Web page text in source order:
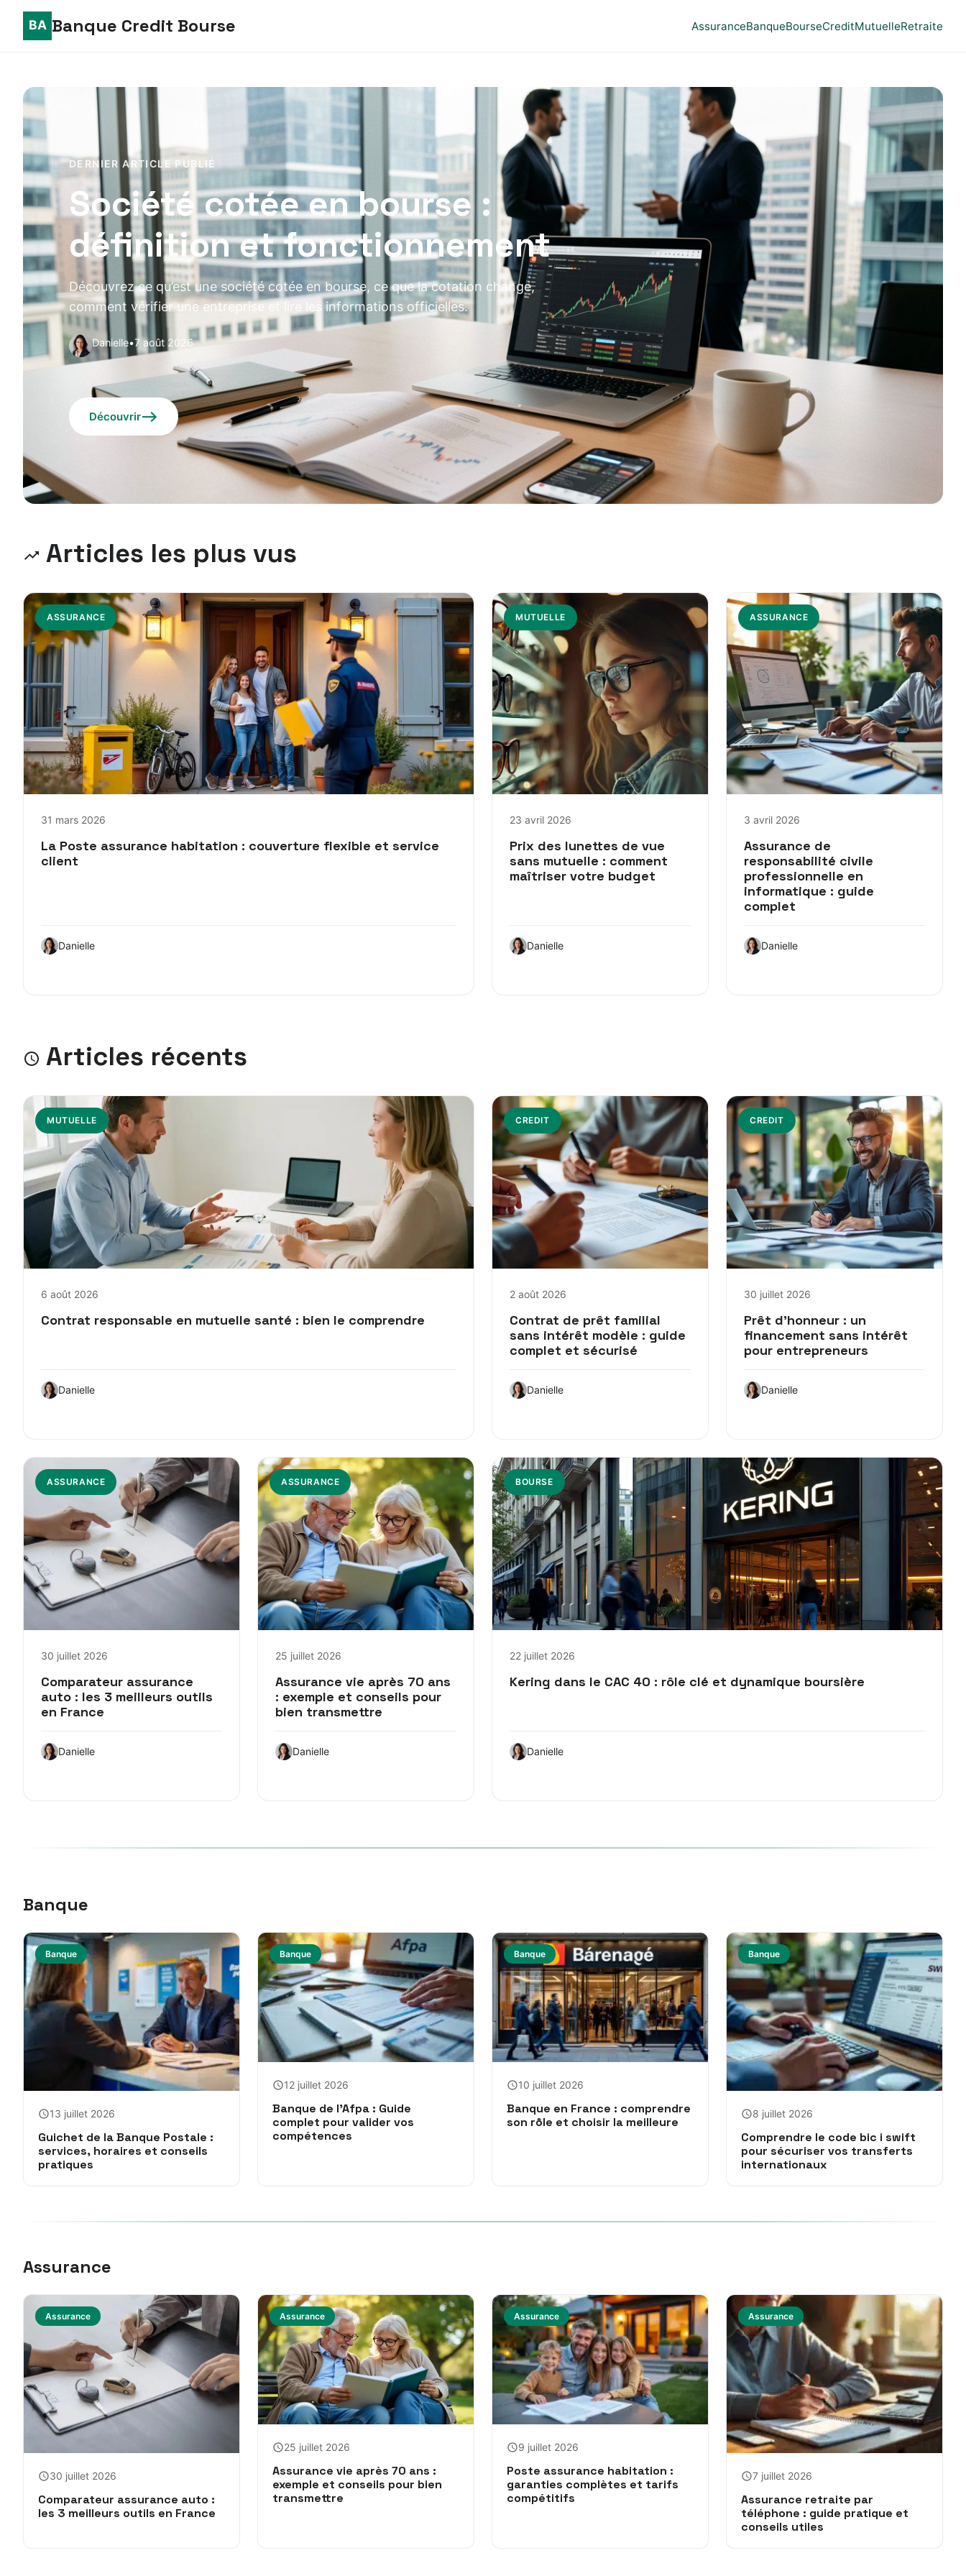
Banque Credit Bourse AssuranceBanqueBourseCreditMutuelleRetraite
DERNIER ARTICLE PUBLIÉ
Société cotée en bourse :
définition et fonctionnement
Découvrez ce qu’est une société cotée en bourse, ce que la cotation change,
comment vérifier une entreprise et lire les informations officielles.
Danielle•7 août 2026
Découvrir
Articles les plus vus
ASSURANCE
31 mars 2026
La Poste assurance habitation : couverture flexible et service
client
Danielle
MUTUELLE
23 avril 2026
Prix des lunettes de vue
sans mutuelle : comment
maîtriser votre budget
Danielle
ASSURANCE
3 avril 2026
Assurance de
responsabilité civile
professionnelle en
informatique : guide
complet
Danielle
Articles récents
MUTUELLE
6 août 2026
Contrat responsable en mutuelle santé : bien le comprendre
Danielle
CREDIT
2 août 2026
Contrat de prêt familial
sans intérêt modèle : guide
complet et sécurisé
Danielle
CREDIT
30 juillet 2026
Prêt d’honneur : un
financement sans intérêt
pour entrepreneurs
Danielle
ASSURANCE
30 juillet 2026
Comparateur assurance
auto : les 3 meilleurs outils
en France
Danielle
ASSURANCE
25 juillet 2026
Assurance vie après 70 ans
: exemple et conseils pour
bien transmettre
Danielle
BOURSE
22 juillet 2026
Kering dans le CAC 40 : rôle clé et dynamique boursière
Danielle
Banque
Banque
13 juillet 2026
Guichet de la Banque Postale :
services, horaires et conseils
pratiques
Banque
12 juillet 2026
Banque de l’Afpa : Guide
complet pour valider vos
compétences
Banque
10 juillet 2026
Banque en France : comprendre
son rôle et choisir la meilleure
Banque
8 juillet 2026
Comprendre le code bic i swift
pour sécuriser vos transferts
internationaux
Assurance
Assurance
30 juillet 2026
Comparateur assurance auto :
les 3 meilleurs outils en France
Assurance
25 juillet 2026
Assurance vie après 70 ans :
exemple et conseils pour bien
transmettre
Assurance
9 juillet 2026
Poste assurance habitation :
garanties complètes et tarifs
compétitifs
Assurance
7 juillet 2026
Assurance retraite par
téléphone : guide pratique et
conseils utiles